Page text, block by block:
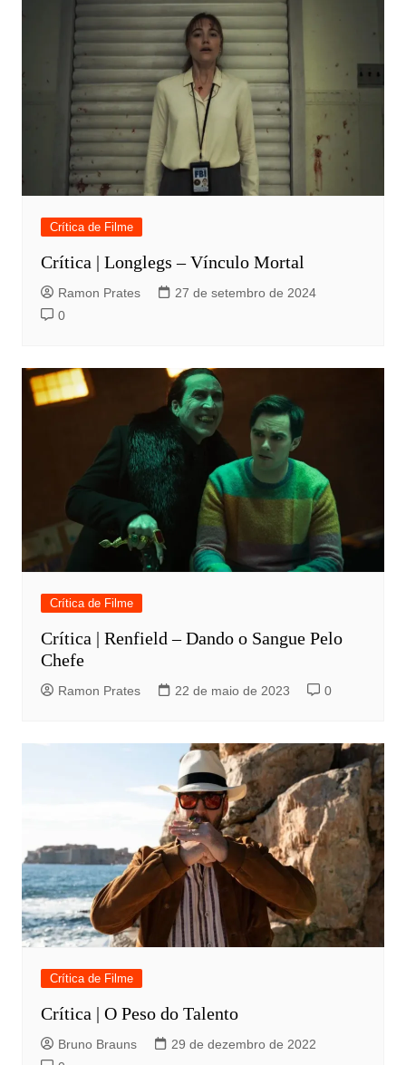
Crítica de Filme
Crítica | Longlegs – Vínculo Mortal
Ramon Prates
27 de setembro de 2024
0
Crítica de Filme
Crítica | Renfield – Dando o Sangue Pelo
Chefe
Ramon Prates 22 de maio de 2023 0
Crítica de Filme
Crítica | O Peso do Talento
Bruno Brauns
29 de dezembro de 2022